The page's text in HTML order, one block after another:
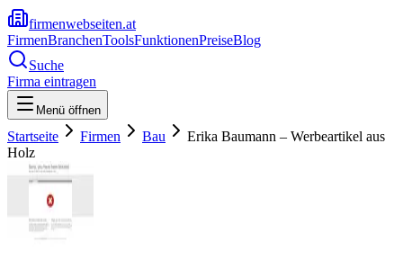
firmenwebseiten.at
FirmenBranchenToolsFunktionenPreiseBlog
Suche
Firma eintragen
Menü öffnen
Startseite Firmen Bau
Erika Baumann – Werbeartikel aus
Holz